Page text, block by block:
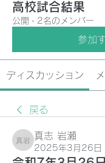
高校試合結果
公開 · 2名のメンバー
参加
ディスカッション
戻る
真志 岩瀬
真志 岩瀬
2025年3月26日